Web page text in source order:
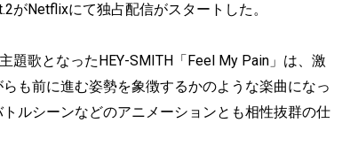
がNetflixにて独占配信がスタートした。
題歌となったHEY-SMITH「Feel My Pain」は、激
も前に進む姿勢を象徴するかのような楽曲になっ
ルシーンなどのアニメーションとも相性抜群の仕